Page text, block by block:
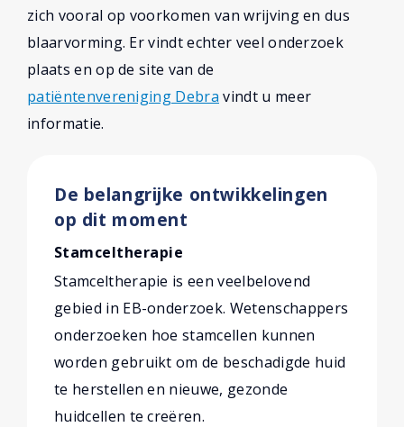
zich vooral op voorkomen van wrijving en dus
blaarvorming. Er vindt echter veel onderzoek
plaats en op de site van de
patiëntenvereniging Debra vindt u meer
informatie.
De belangrijke ontwikkelingen
op dit moment
Stamceltherapie
Stamceltherapie is een veelbelovend
gebied in EB-onderzoek. Wetenschappers
onderzoeken hoe stamcellen kunnen
worden gebruikt om de beschadigde huid
te herstellen en nieuwe, gezonde
huidcellen te creëren.